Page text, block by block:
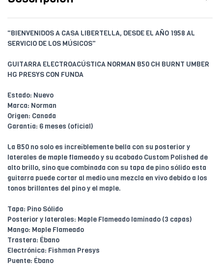
"BIENVENIDOS A CASA LIBERTELLA, DESDE EL AÑO 1958 AL
SERVICIO DE LOS MÚSICOS"
GUITARRA ELECTROACÚSTICA NORMAN B50 CH BURNT UMBER
HG PRESYS CON FUNDA
Estado: Nuevo
Marca: Norman
Origen: Canada
Garantía: 6 meses (oficial)
La B50 no solo es increíblemente bella con su posterior y
laterales de maple flameado y su acabado Custom Polished de
alto brillo, sino que combinada con su tapa de pino sólido esta
guitarra puede cortar al medio una mezcla en vivo debido a los
tonos brillantes del pino y el maple.
Tapa: Pino Sólido
Posterior y laterales: Maple Flameado laminado (3 capas)
Mango: Maple Flameado
Trastera: Ébano
Electrónica: Fishman Presys
Puente: Ébano